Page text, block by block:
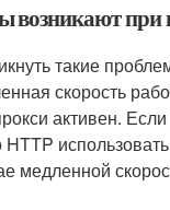
при
такие
скорость
активен.